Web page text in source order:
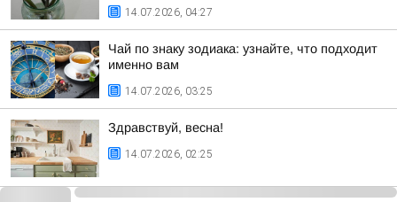
14.07.2026, 04:27
Чай по знаку зодиака: узнайте, что подходит
именно вам
14.07.2026, 03:25
Здравствуй, весна!
14.07.2026, 02:25